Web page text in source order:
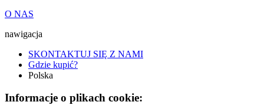
O NAS
nawigacja
SKONTAKTUJ SIĘ Z NAMI
Gdzie kupić?
Polska
Informacje o plikach cookie: